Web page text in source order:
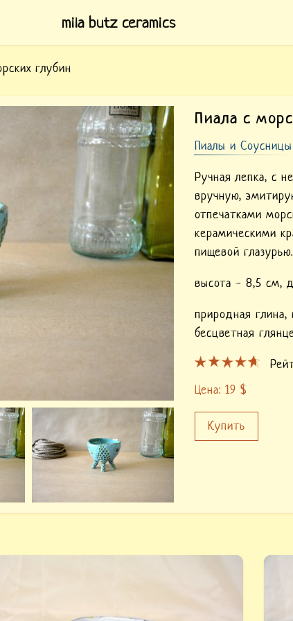
mila butz ceramics
глубин
Пиала с
Пиалы и Соусницы
Ручная лепка, с
вручную,
отпечатками
керамическими
пищевой глазурью.
высота - 8,5 см,
природная глина,
бесцветная
Цена: 19 $
Купить
«Тарелка керамическая синяя».